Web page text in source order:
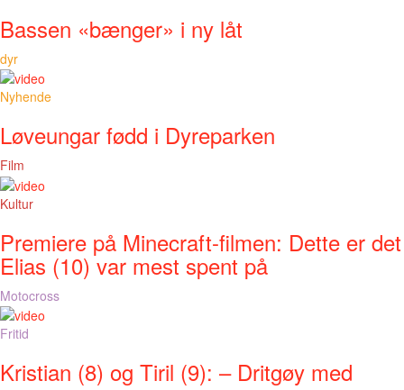
Bassen «bænger» i ny låt
dyr
Nyhende
Løveungar fødd i Dyreparken
Film
Kultur
Premiere på Minecraft-filmen: Dette er det
Elias (10) var mest spent på
Motocross
Fritid
Kristian (8) og Tiril (9): – Dritgøy med